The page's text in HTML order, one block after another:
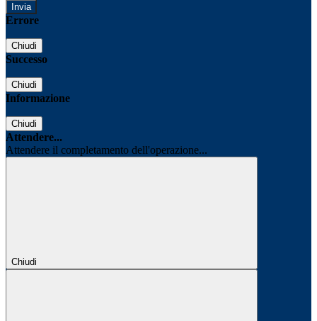
Errore
Chiudi
Successo
Chiudi
Informazione
Chiudi
Attendere...
Attendere il completamento dell'operazione...
Chiudi